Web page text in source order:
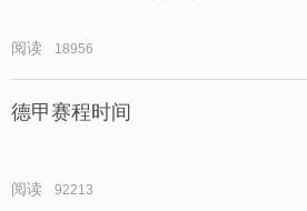
阅读 18956
德甲赛程时间
阅读 92213